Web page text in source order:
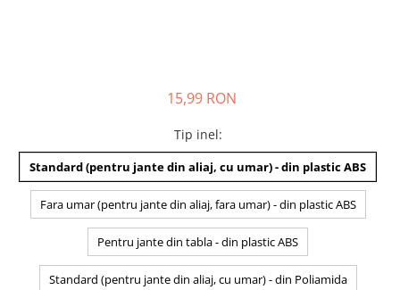
15,99 RON
Tip inel:
Standard (pentru jante din aliaj, cu umar) - din plastic ABS
Fara umar (pentru jante din aliaj, fara umar) - din plastic ABS
Pentru jante din tabla - din plastic ABS
Standard (pentru jante din aliaj, cu umar) - din Poliamida